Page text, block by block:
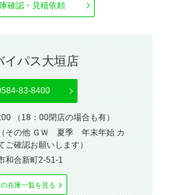
確認・見積依頼
イパス大垣店
83-8400
（18：00閉店の場合も有）
その他 ＧＷ 夏季 年末年始 カ
ご確認お願いします）
和合新町2-51-1
在庫⼀覧を⾒る